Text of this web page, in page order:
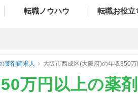
転職ノウハウ 転職お役立
薬剤師求人 大阪市西成区(大阪府)の年収350
万円以上の薬